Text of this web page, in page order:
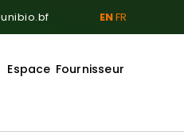
ENFR
Espace Fournisseur